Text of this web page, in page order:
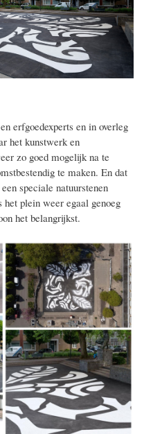
erfgoedexperts en in overleg
het kunstwerk en
zo goed mogelijk na te
te maken. En dat
speciale natuurstenen
plein weer egaal genoeg
het belangrijkst.